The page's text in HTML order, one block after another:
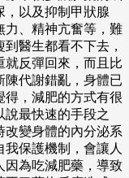
，以及抑制甲狀腺
力、精神亢奮等，難
醫生都看不下去，
就反彈回來，而且比
陳代謝錯亂，身體已
得，減肥的方式有很
說最快速的手段之
改變身體的內分泌系
保護機制，會讓人
因為吃減肥藥，導致